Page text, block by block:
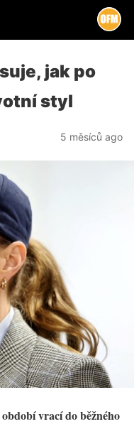
jak po
styl
5 měsíců ago
vrací do běžného